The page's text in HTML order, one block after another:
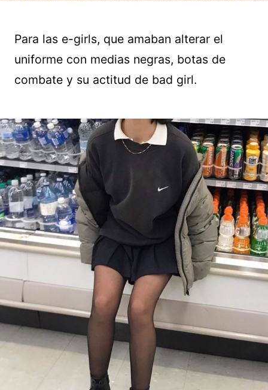
Para las e-girls, que amaban alterar el
uniforme con medias negras, botas de
combate y su actitud de bad girl.